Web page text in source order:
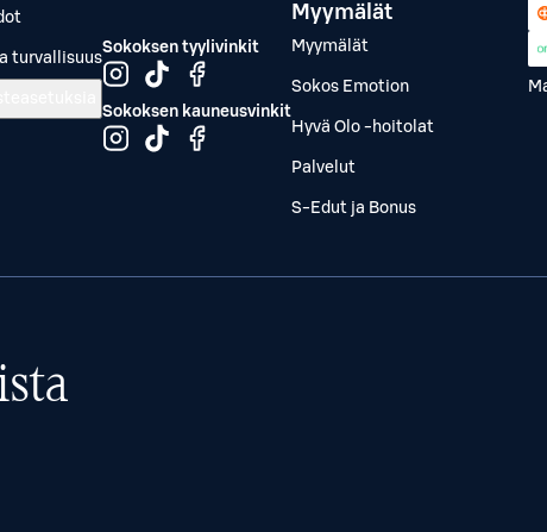
turvallisuus
Sokoksen tyylivinkit
Sokoksen kauneusvinkit
Myymälät
Myymälät
Sokos Emotion
Hyvä Olo -hoitolat
Palvelut
S-Edut ja Bonus